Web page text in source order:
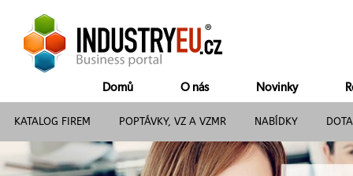
Domů O nás Novinky
KATALOG FIREM POPTÁVKY, VZ A VZMR NABÍDKY